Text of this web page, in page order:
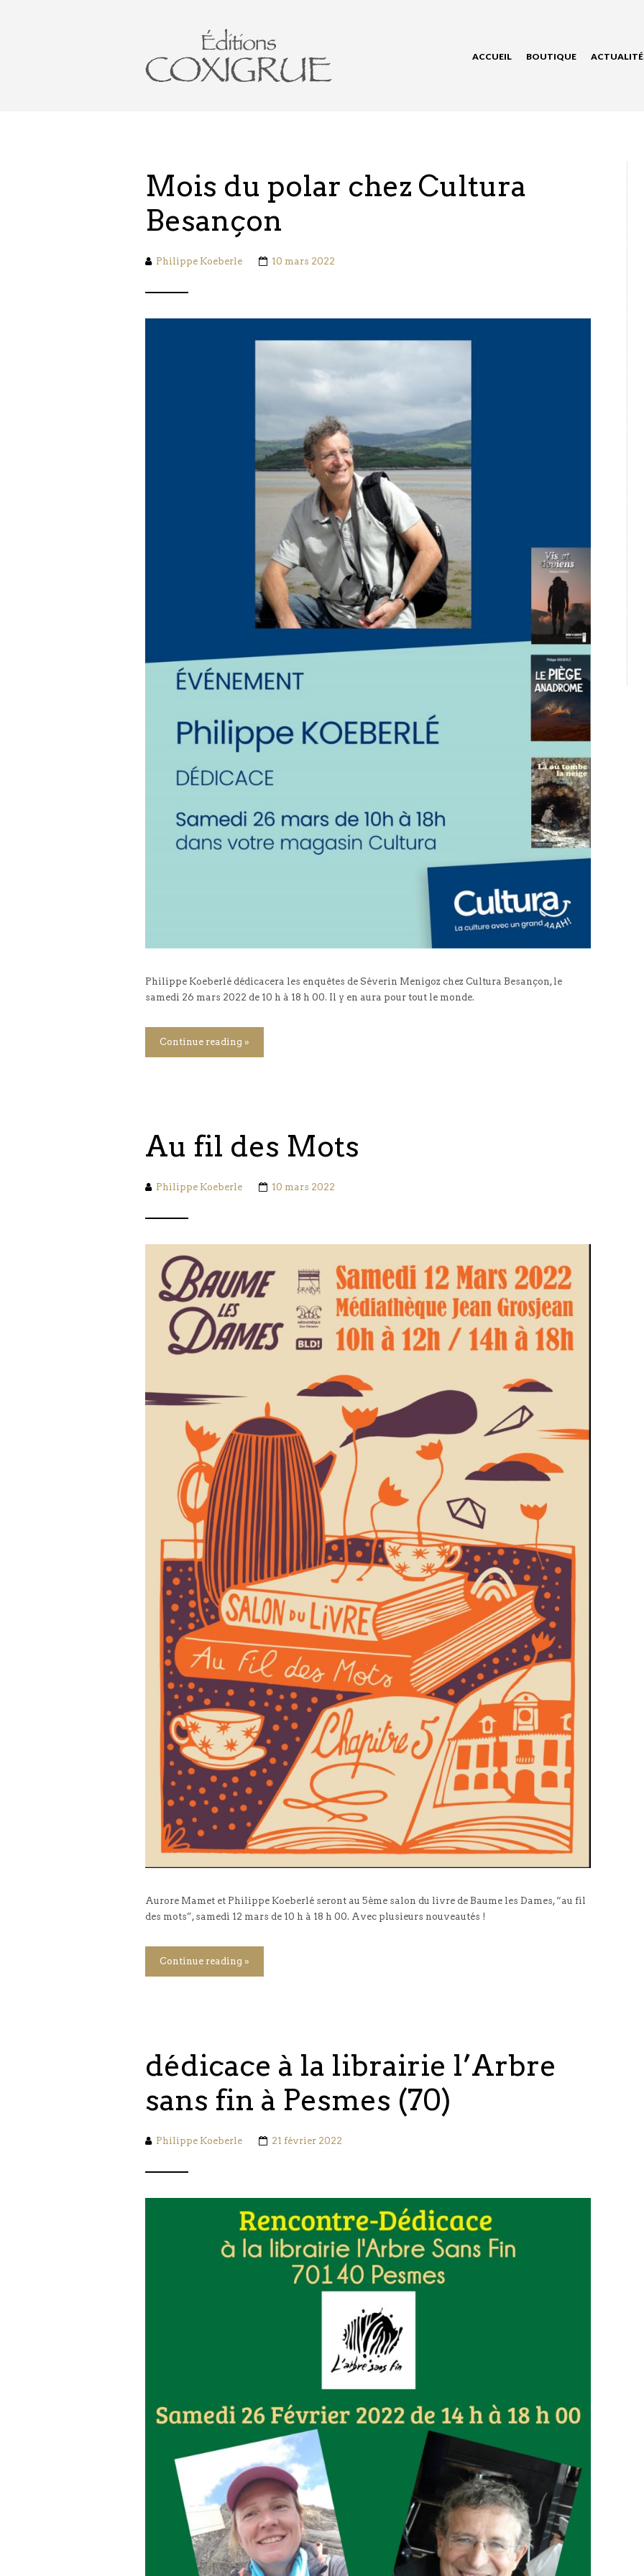
ACCUEIL BOUTIQUE
Mois du polar chez Cultura
Besançon
Philippe Koeberle 10 mars 2022
Philippe Koeberlé dédicacera les enquêtes de Séverin Menigoz chez Cultura Besançon, le
samedi 26 mars 2022 de 10 h à 18 h 00. Il y en aura pour tout le monde.
Continue reading »
Au fil des Mots
Philippe Koeberle 10 mars 2022
Aurore Mamet et Philippe Koeberlé seront au 5ème salon du livre de Baume les Dames, “au fil
des mots”, samedi 12 mars de 10 h à 18 h 00. Avec plusieurs nouveautés !
Continue reading »
dédicace à la librairie l’Arbre
sans fin à Pesmes (70)
Philippe Koeberle 21 février 2022